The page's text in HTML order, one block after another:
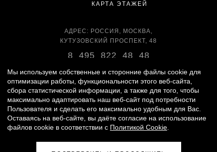
КАРТА ЭТАЖЕЙ
АДРЕС: РОССИЯ, МОСКВА,
КУТУЗОВСКИЙ ПРОСПЕКТ, 48
8 495 822 48 48
ВРЕМЯ РАБОТЫ:
ЕЖЕДНЕВНО С 11:00 ДО 22:00
2026«ВРЕМЕНА ГОДА»
Мы используем собственные и сторонние файлы cookie для
оптимизации работы, функциональности этого веб-сайта,
сбора статистической информации, а также для того, чтобы
максимально адаптировать наш веб-сайт под потребности
Пользователя и сделать его максимально удобным для Вас.
Оставаясь на веб-сайте, вы даёте согласие на использование
файлов cookie в соответствии с Политикой Cookie